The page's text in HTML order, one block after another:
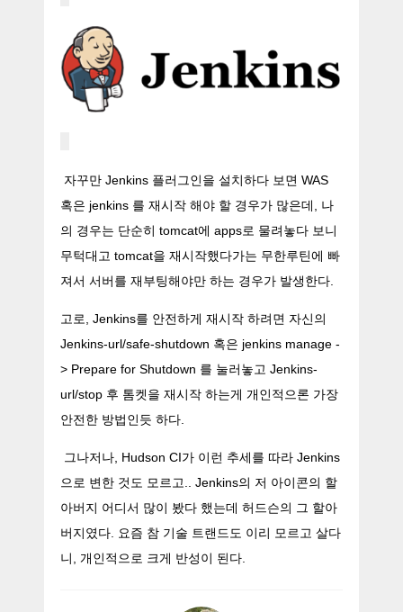
자꾸만 Jenkins 플러그인을 설치하다 보면 WAS
혹은 jenkins 를 재시작 해야 할 경우가 많은데, 나
의 경우는 단순히 tomcat에 apps로 물려놓다 보니
무턱대고 tomcat을 재시작했다가는 무한루틴에 빠
져서 서버를 재부팅해야만 하는 경우가 발생한다.
고로, Jenkins를 안전하게 재시작 하려면 자신의
Jenkins-url/safe-shutdown 혹은 jenkins manage -
> Prepare for Shutdown 를 눌러놓고 Jenkins-
url/stop 후 톰켓을 재시작 하는게 개인적으론 가장
안전한 방법인듯 하다.
그나저나, Hudson CI가 이런 추세를 따라 Jenkins
으로 변한 것도 모르고.. Jenkins의 저 아이콘의 할
아버지 어디서 많이 봤다 했는데 허드슨의 그 할아
버지였다. 요즘 참 기술 트랜드도 이리 모르고 살다
니, 개인적으로 크게 반성이 된다.